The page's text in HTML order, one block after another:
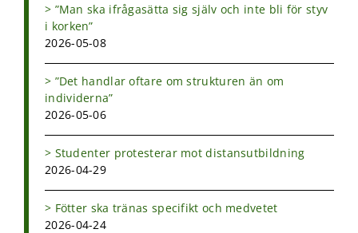
”Man ska ifrågasätta sig själv och inte bli för styv
i korken”
2026-05-08
”Det handlar oftare om strukturen än om
individerna”
2026-05-06
Studenter protesterar mot distansutbildning
2026-04-29
Fötter ska tränas specifikt och medvetet
2026-04-24